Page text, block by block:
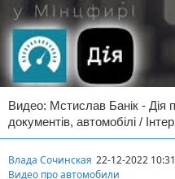
Видео: Мстислав Банік - Дія
документів, автомобілі /
Влада Сочинская 22-12-2022 10:31
Видео про автомобили